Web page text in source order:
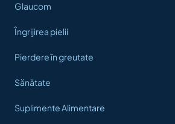
Glaucom
Îngrijirea pielii
Pierdere în greutate
Sănătate
Suplimente Alimentare